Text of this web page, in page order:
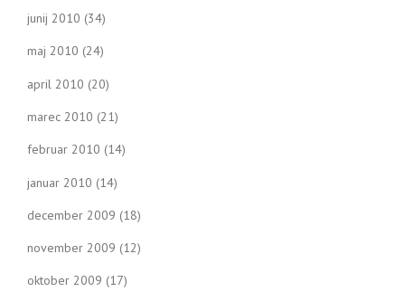
junij 2010 (34)
maj 2010 (24)
april 2010 (20)
marec 2010 (21)
februar 2010 (14)
januar 2010 (14)
december 2009 (18)
november 2009 (12)
oktober 2009 (17)